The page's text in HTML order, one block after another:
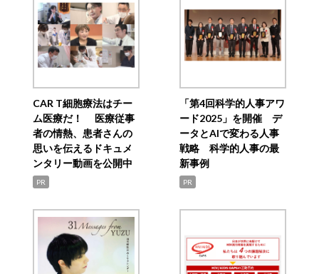
CAR T細胞療法はチー
ム医療だ！ 医療従事
者の情熱、患者さんの
思いを伝えるドキュメ
ンタリー動画を公開中
PR
「第4回科学的人事アワ
ード2025」を開催 デ
ータとAIで変わる人事
戦略 科学的人事の最
新事例
PR